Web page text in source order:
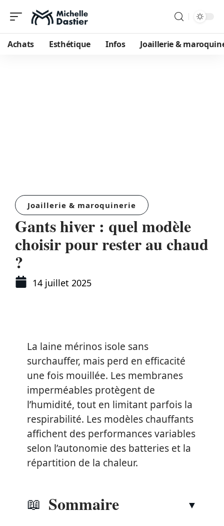
Achats Esthétique Infos Joaillerie &
Joaillerie & maroquinerie
Gants hiver : quel modèle
choisir pour rester au chaud
?
14 juillet 2025
La laine mérinos isole sans
surchauffer, mais perd en efficacité
une fois mouillée. Les membranes
imperméables protègent de
l’humidité, tout en limitant parfois la
respirabilité. Les modèles chauffants
affichent des performances variables
selon l’autonomie des batteries et la
répartition de la chaleur.
Sommaire